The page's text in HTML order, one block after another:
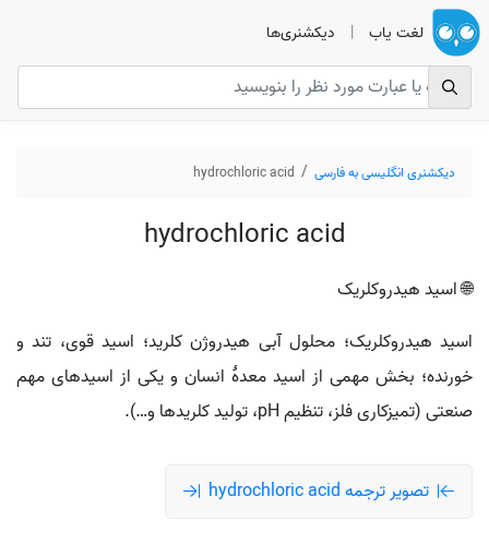
لغت یاب | دیکشنری‌ها
دیکشنری انگلیسی به فارسی hydrochloric acid
hydrochloric acid
🌐 اسید هیدروکلریک
اسید هیدروکلریک؛ محلول آبی هیدروژن کلرید؛ اسید قوی، تند و
خورنده؛ بخش مهمی از اسید معدهٔ انسان و یکی از اسیدهای مهم
صنعتی (تمیزکاری فلز، تنظیم pH، تولید کلریدها و…).
تصویر ترجمه hydrochloric acid